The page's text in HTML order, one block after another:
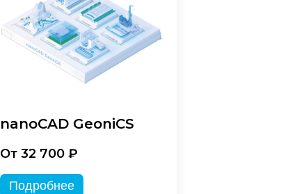
nanoCAD GeoniCS
От 32 700 ₽
Подробнее